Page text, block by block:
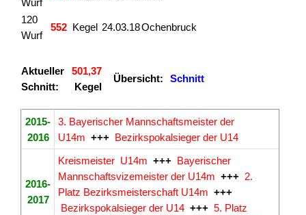
Wurf
120
Wurf
552 Kegel 24.03.18Ochenbruck
Aktueller
Schnitt:
501,37
Kegel
Übersicht: Schnitt
2015-
2016
3. Bayerischer Mannschaftsmeister der
U14m +++ Bezirkspokalsieger der U14
2016-
2017
Kreismeister U14m +++ Bayerischer
Mannschaftsvizemeister der U14m +++ 2.
Platz Bezirksmeisterschaft U14m +++
Bezirkspokalsieger der U14 +++ 5. Platz